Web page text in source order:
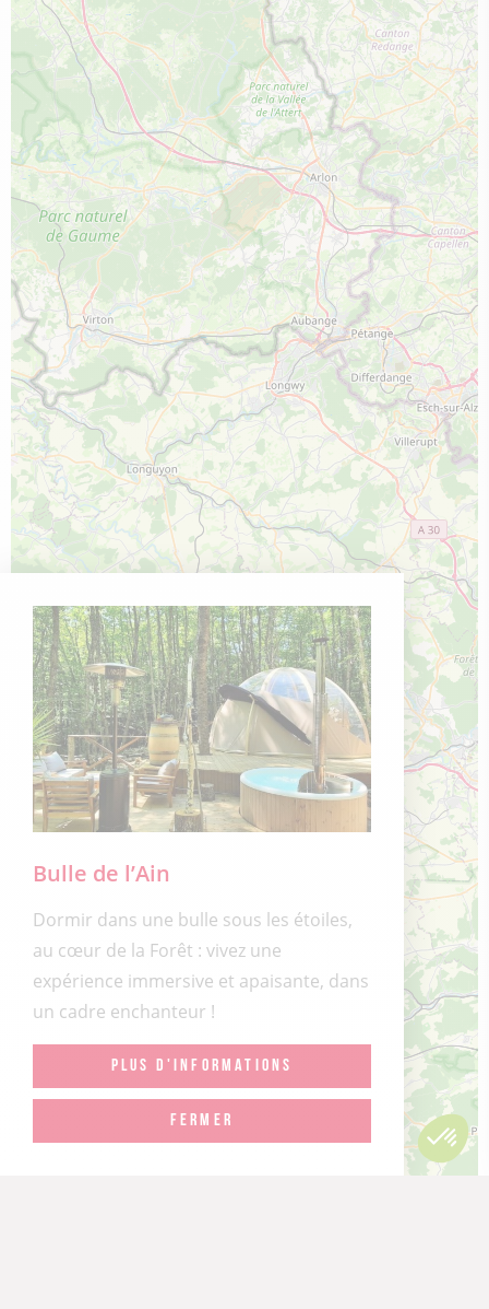
Bulle de l’Ain
Dormir dans une bulle sous les étoiles,
au cœur de la Forêt : vivez une
expérience immersive et apaisante, dans
un cadre enchanteur !
PLUS D'INFORMATIONS
FERMER